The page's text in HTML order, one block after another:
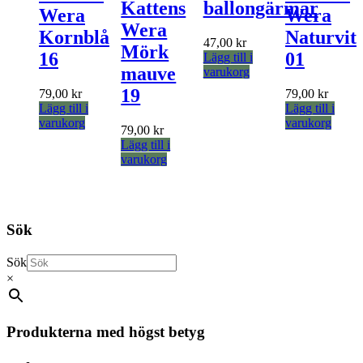
Wera
Kornblå
16
79,00 kr
Lägg till i
varukorg
Kattens
Wera
Mörk
mauve
19
79,00kr
Lägg till i
varukorg
ballongärmar
47,00 kr
Lägg till i
varukorg
Wera
Naturvit
01
79,00 kr
Lägg till i
varukorg
Sök
Sök
×
Produkterna med högst betyg